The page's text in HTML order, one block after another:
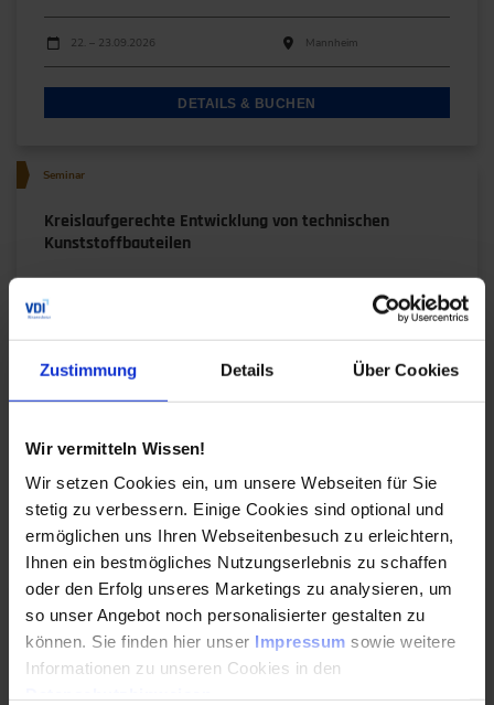
Zustimmung Details Über Cookies
Wir vermitteln Wissen!
Wir setzen Cookies ein, um unsere Webseiten für Sie
stetig zu verbessern. Einige Cookies sind optional und
ermöglichen uns Ihren Webseitenbesuch zu erleichtern,
Ihnen ein bestmögliches Nutzungserlebnis zu schaffen
oder den Erfolg unseres Marketings zu analysieren, um
so unser Angebot noch personalisierter gestalten zu
können. Sie finden hier unser Impressum sowie weitere
Informationen zu unseren Cookies in den
Durchführungen
Veranstaltungsdatum
22. – 23.09.2026 Mannheim
DETAILS & BUCHEN
Seminar
Kreislaufgerechte Entwicklung von technischen
Kunststoffbauteilen
Erhalten Sie grundlegende Kenntnisse zur
Entwicklung von Kunststoffbauteilen unter
material-, design-, fertigungs- und
anwendungstechnischen Aspekten.
DETAILS & BUCHEN
Seminar
Grundlagenwissen Kunststofftechnik
In diesem Seminar werden Sie mit den Grundlagen